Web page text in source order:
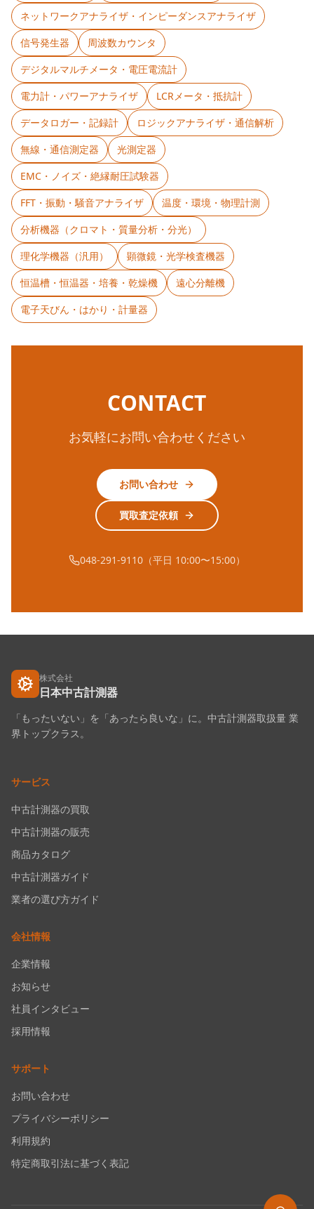
ネットワークアナライザ・インピーダンスアナライザ
信号発生器
周波数カウンタ
デジタルマルチメータ・電圧電流計
電力計・パワーアナライザ
LCRメータ・抵抗計
データロガー・記録計
ロジックアナライザ・通信解析
無線・通信測定器
光測定器
EMC・ノイズ・絶縁耐圧試験器
FFT・振動・騒音アナライザ
温度・環境・物理計測
分析機器（クロマト・質量分析・分光）
理化学機器（汎用）
顕微鏡・光学検査機器
恒温槽・恒温器・培養・乾燥機
遠心分離機
電子天びん・はかり・計量器
CONTACT
お気軽にお問い合わせください
お問い合わせ
買取査定依頼
048-291-9110（平日 10:00〜15:00）
株式会社
日本中古計測器
「もったいない」を「あったら良いな」に。中古計測器取扱量 業
界トップクラス。
サービス
中古計測器の買取
中古計測器の販売
商品カタログ
中古計測器ガイド
業者の選び方ガイド
会社情報
企業情報
お知らせ
社員インタビュー
採用情報
サポート
お問い合わせ
プライバシーポリシー
利用規約
特定商取引法に基づく表記